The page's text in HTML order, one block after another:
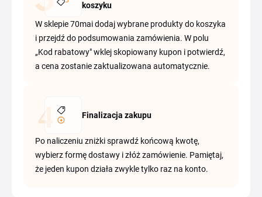
koszyku
W sklepie 70mai dodaj wybrane produkty do koszyka
i przejdź do podsumowania zamówienia. W polu
„Kod rabatowy" wklej skopiowany kupon i potwierdź,
a cena zostanie zaktualizowana automatycznie.
Finalizacja zakupu
Po naliczeniu zniżki sprawdź końcową kwotę,
wybierz formę dostawy i złóż zamówienie. Pamiętaj,
że jeden kupon działa zwykle tylko raz na konto.